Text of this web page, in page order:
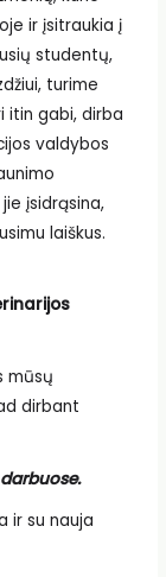
ir įsitraukia į
studentų,
turime
itin gabi, dirba
valdybos
įsidrąsina,
laiškus.
mūsų
dirbant
ir su nauja